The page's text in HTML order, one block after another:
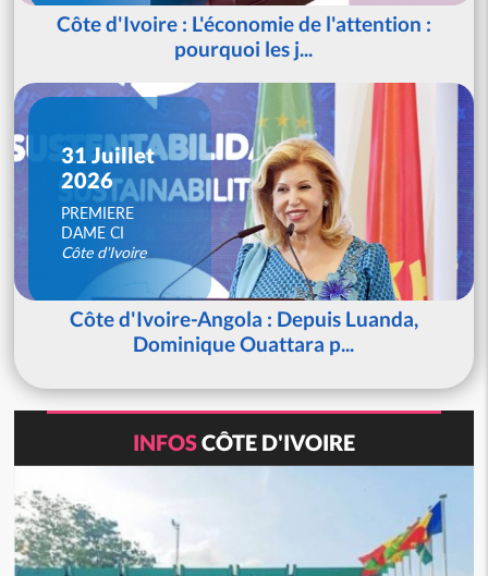
Côte d'Ivoire : L'économie de l'attention :
pourquoi les j...
31 Juillet
2026
PREMIERE
DAME CI
Côte d'Ivoire
Côte d'Ivoire-Angola : Depuis Luanda,
Dominique Ouattara p...
INFOSCÔTE D'IVOIRE